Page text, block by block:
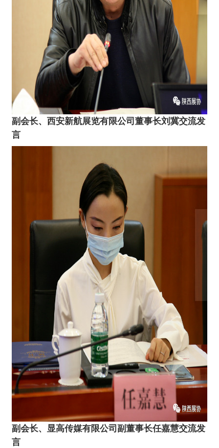
副会长、 西安新航展览有限公司董事长刘冀交流发
言
副会长、 显高传媒有限公司副董事长任嘉慧交流发
言